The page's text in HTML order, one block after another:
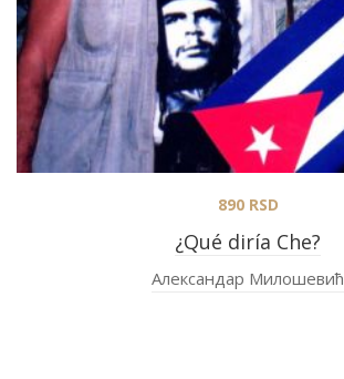
¿Qué diría Che?
890RSD
Александар Милошевић